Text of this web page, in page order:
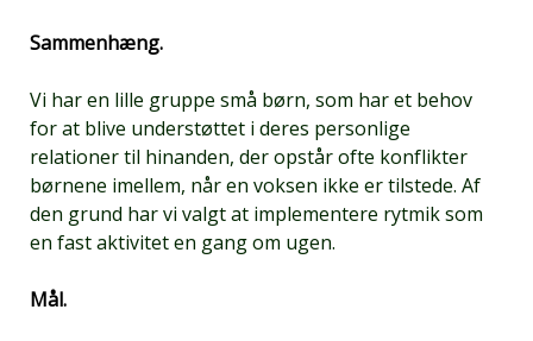
Sammenhæng.
Vi har en lille gruppe små børn, som har et behov
for at blive understøttet i deres personlige
relationer til hinanden, der opstår ofte konflikter
børnene imellem, når en voksen ikke er tilstede. Af
den grund har vi valgt at implementere rytmik som
en fast aktivitet en gang om ugen.
Mål.